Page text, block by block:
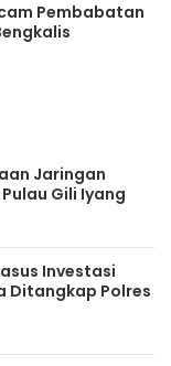
Pembabatan
Jaringan
Gili Iyang
Investasi
Ditangkap Polres